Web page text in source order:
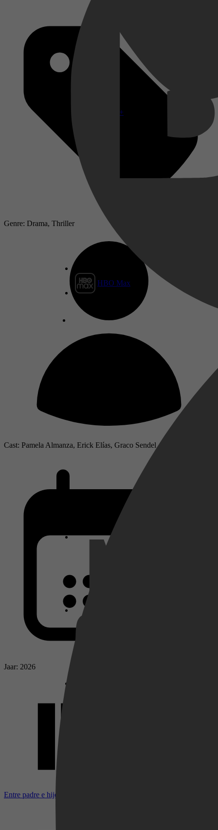
Disney+
HBO Max
Genre: Drama, Thriller
Cast: Pamela Almanza, Erick Elías, Graco Sendel
Jaar: 2026
Entre padre e hijo bij IMDb